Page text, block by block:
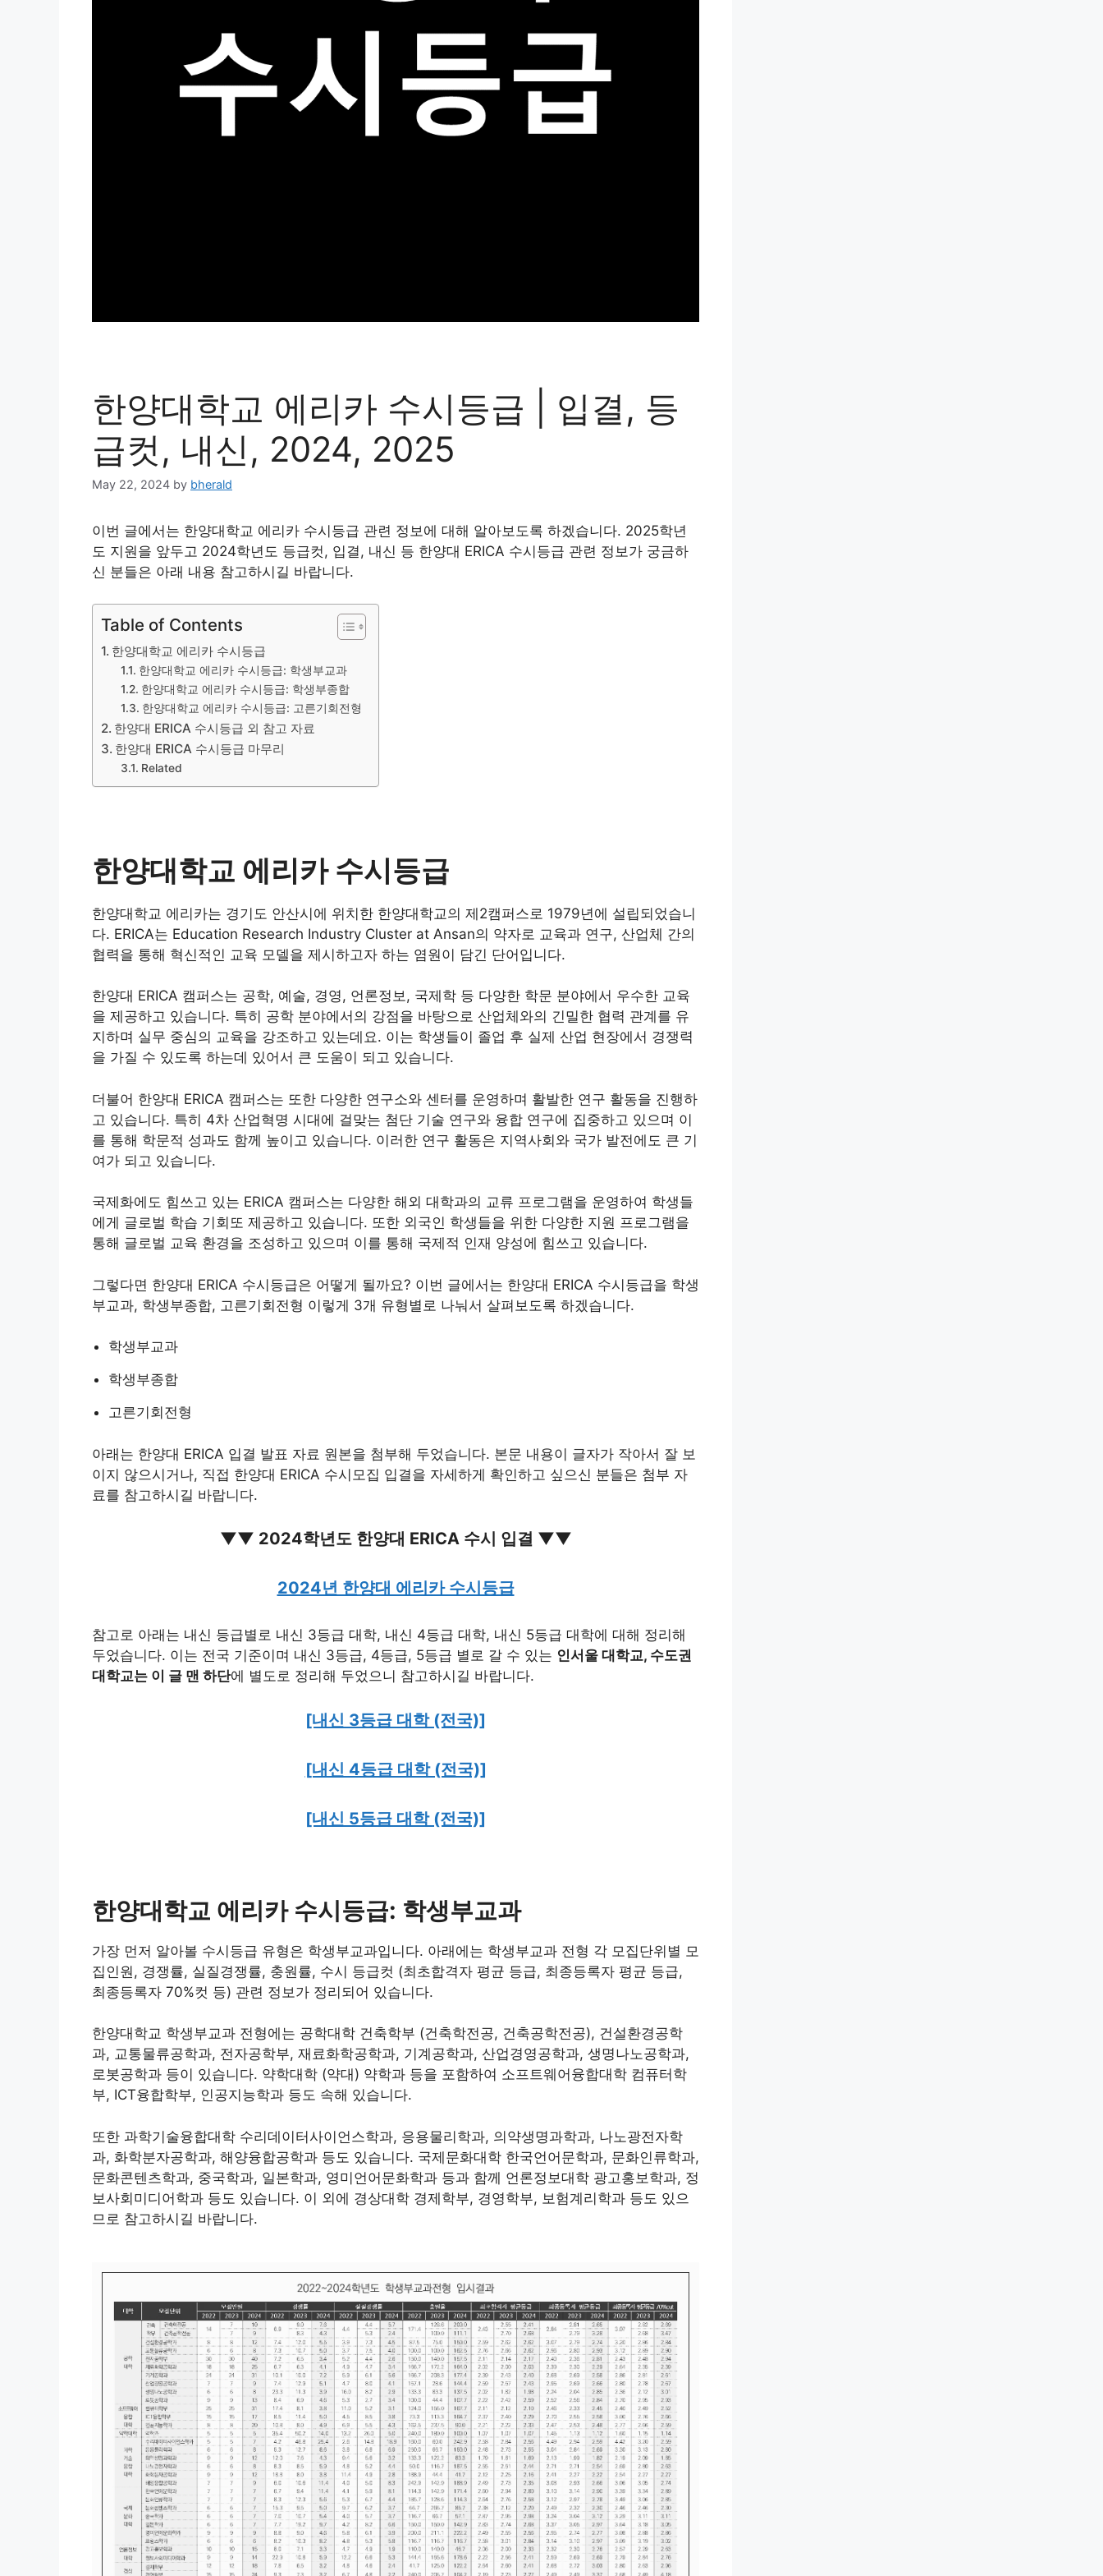
한양대학교 에리카 수시등급 | 입결, 등
급컷, 내신, 2024, 2025
May 22, 2024 by bherald
이번 글에서는 한양대학교 에리카 수시등급 관련 정보에 대해 알아보도록 하겠습니다. 2025학년
도 지원을 앞두고 2024학년도 등급컷, 입결, 내신 등 한양대 ERICA 수시등급 관련 정보가 궁금하
신 분들은 아래 내용 참고하시길 바랍니다.
Table of Contents
한양대학교 에리카 수시등급
한양대학교 에리카 수시등급: 학생부교과
한양대학교 에리카 수시등급: 학생부종합
한양대학교 에리카 수시등급: 고른기회전형
한양대 ERICA 수시등급 외 참고 자료
한양대 ERICA 수시등급 마무리
Related
한양대학교 에리카 수시등급
한양대학교 에리카는 경기도 안산시에 위치한 한양대학교의 제2캠퍼스로 1979년에 설립되었습니
다. ERICA는 Education Research Industry Cluster at Ansan의 약자로 교육과 연구, 산업체 간의
협력을 통해 혁신적인 교육 모델을 제시하고자 하는 염원이 담긴 단어입니다.
한양대 ERICA 캠퍼스는 공학, 예술, 경영, 언론정보, 국제학 등 다양한 학문 분야에서 우수한 교육
을 제공하고 있습니다. 특히 공학 분야에서의 강점을 바탕으로 산업체와의 긴밀한 협력 관계를 유
지하며 실무 중심의 교육을 강조하고 있는데요. 이는 학생들이 졸업 후 실제 산업 현장에서 경쟁력
을 가질 수 있도록 하는데 있어서 큰 도움이 되고 있습니다.
더불어 한양대 ERICA 캠퍼스는 또한 다양한 연구소와 센터를 운영하며 활발한 연구 활동을 진행하
고 있습니다. 특히 4차 산업혁명 시대에 걸맞는 첨단 기술 연구와 융합 연구에 집중하고 있으며 이
를 통해 학문적 성과도 함께 높이고 있습니다. 이러한 연구 활동은 지역사회와 국가 발전에도 큰 기
여가 되고 있습니다.
국제화에도 힘쓰고 있는 ERICA 캠퍼스는 다양한 해외 대학과의 교류 프로그램을 운영하여 학생들
에게 글로벌 학습 기회또 제공하고 있습니다. 또한 외국인 학생들을 위한 다양한 지원 프로그램을
통해 글로벌 교육 환경을 조성하고 있으며 이를 통해 국제적 인재 양성에 힘쓰고 있습니다.
그렇다면 한양대 ERICA 수시등급은 어떻게 될까요? 이번 글에서는 한양대 ERICA 수시등급을 학생
부교과, 학생부종합, 고른기회전형 이렇게 3개 유형별로 나눠서 살펴보도록 하겠습니다.
학생부교과
학생부종합
고른기회전형
아래는 한양대 ERICA 입결 발표 자료 원본을 첨부해 두었습니다. 본문 내용이 글자가 작아서 잘 보
이지 않으시거나, 직접 한양대 ERICA 수시모집 입결을 자세하게 확인하고 싶으신 분들은 첨부 자
료를 참고하시길 바랍니다.
▼▼ 2024학년도 한양대 ERICA 수시 입결 ▼▼
2024년 한양대 에리카 수시등급
참고로 아래는 내신 등급별로 내신 3등급 대학, 내신 4등급 대학, 내신 5등급 대학에 대해 정리해
두었습니다. 이는 전국 기준이며 내신 3등급, 4등급, 5등급 별로 갈 수 있는 인서울 대학교, 수도권
대학교는 이 글 맨 하단에 별도로 정리해 두었으니 참고하시길 바랍니다.
[내신 3등급 대학 (전국)]
[내신 4등급 대학 (전국)]
[내신 5등급 대학 (전국)]
한양대학교 에리카 수시등급: 학생부교과
가장 먼저 알아볼 수시등급 유형은 학생부교과입니다. 아래에는 학생부교과 전형 각 모집단위별 모
집인원, 경쟁률, 실질경쟁률, 충원률, 수시 등급컷 (최초합격자 평균 등급, 최종등록자 평균 등급,
최종등록자 70%컷 등) 관련 정보가 정리되어 있습니다.
한양대학교 학생부교과 전형에는 공학대학 건축학부 (건축학전공, 건축공학전공), 건설환경공학
과, 교통물류공학과, 전자공학부, 재료화학공학과, 기계공학과, 산업경영공학과, 생명나노공학과,
로봇공학과 등이 있습니다. 약학대학 (약대) 약학과 등을 포함하여 소프트웨어융합대학 컴퓨터학
부, ICT융합학부, 인공지능학과 등도 속해 있습니다.
또한 과학기술융합대학 수리데이터사이언스학과, 응용물리학과, 의약생명과학과, 나노광전자학
과, 화학분자공학과, 해양융합공학과 등도 있습니다. 국제문화대학 한국언어문학과, 문화인류학과,
문화콘텐츠학과, 중국학과, 일본학과, 영미언어문화학과 등과 함께 언론정보대학 광고홍보학과, 정
보사회미디어학과 등도 있습니다. 이 외에 경상대학 경제학부, 경영학부, 보험계리학과 등도 있으
므로 참고하시길 바랍니다.